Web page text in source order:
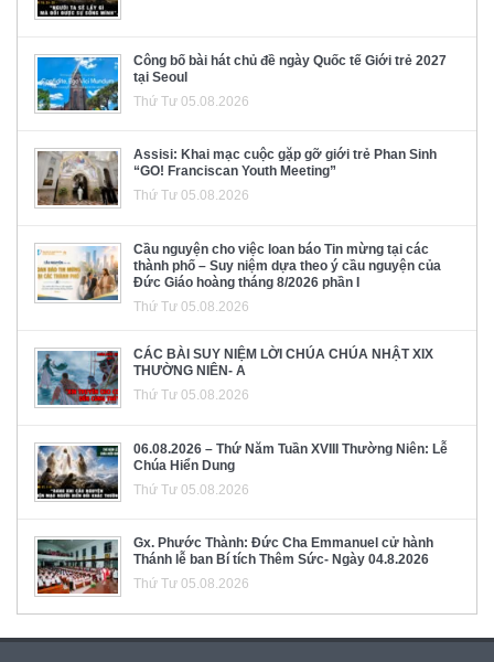
Công bố bài hát chủ đề ngày Quốc tế Giới trẻ 2027
tại Seoul
Thứ Tư 05.08.2026
Assisi: Khai mạc cuộc gặp gỡ giới trẻ Phan Sinh
“GO! Franciscan Youth Meeting”
Thứ Tư 05.08.2026
Cầu nguyện cho việc loan báo Tin mừng tại các
thành phố – Suy niệm dựa theo ý cầu nguyện của
Đức Giáo hoàng tháng 8/2026 phần I
Thứ Tư 05.08.2026
CÁC BÀI SUY NIỆM LỜI CHÚA CHÚA NHẬT XIX
THƯỜNG NIÊN- A
Thứ Tư 05.08.2026
06.08.2026 – Thứ Năm Tuần XVIII Thường Niên: Lễ
Chúa Hiển Dung
Thứ Tư 05.08.2026
Gx. Phước Thành: Đức Cha Emmanuel cử hành
Thánh lễ ban Bí tích Thêm Sức- Ngày 04.8.2026
Thứ Tư 05.08.2026